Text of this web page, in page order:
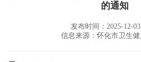
的通知
发布时间：2025-12-
信息来源：怀化市卫生